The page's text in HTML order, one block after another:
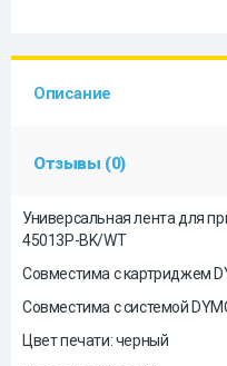
Описание
Отзывы (0)
Универсальная лента для
45013P-BK/WT
Совместима с картриджем
Совместима с системой
Цвет печати: черный